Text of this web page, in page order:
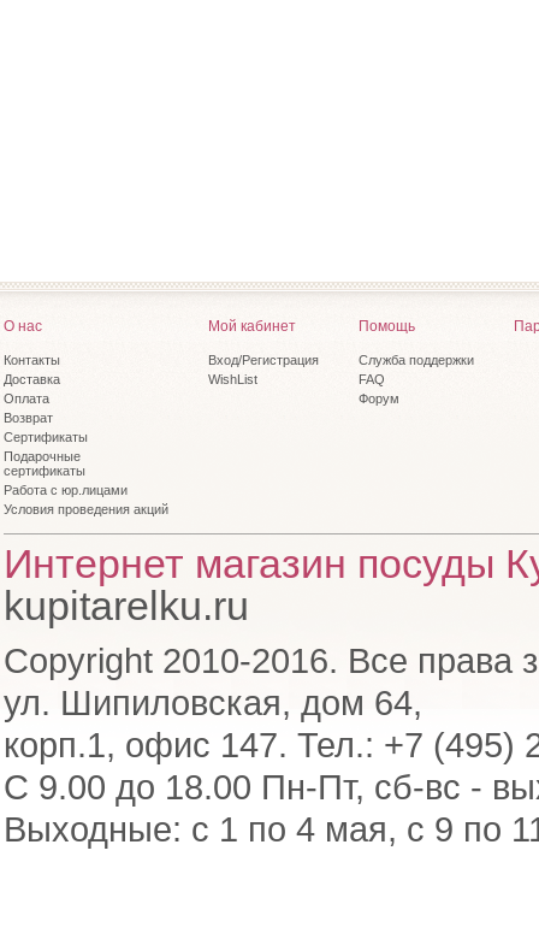
О нас
Контакты
Доставка
Оплата
Возврат
Сертификаты
Подарочные
сертификаты
Работа с юр.лицами
Условия проведения акций
Мой кабинет
Вход/Регистрация
WishList
Помощь
Служба поддержки
FAQ
Форум
Интернет магазин посуды
kupitarelku.ru
Copyright 2010-2016. Все права
ул. Шипиловская, дом 64,
корп.1, офис 147. Тел.: +7 (495)
С 9.00 до 18.00 Пн-Пт, сб-вс -
Выходные: с 1 по 4 мая, с 9 по